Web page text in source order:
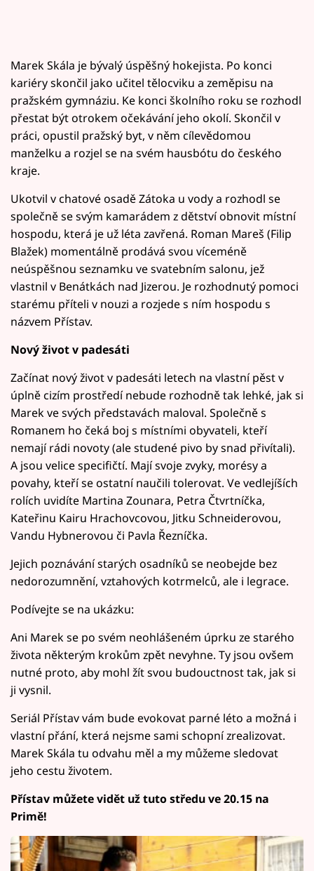
Marek Skála je bývalý úspěšný hokejista. Po konci
kariéry skončil jako učitel tělocviku a zeměpisu na
pražském gymnáziu. Ke konci školního roku se rozhodl
přestat být otrokem očekávání jeho okolí. Skončil v
práci, opustil pražský byt, v něm cílevědomou
manželku a rozjel se na svém hausbótu do českého
kraje.
Ukotvil v chatové osadě Zátoka u vody a rozhodl se
společně se svým kamarádem z dětství obnovit místní
hospodu, která je už léta zavřená. Roman Mareš (Filip
Blažek) momentálně prodává svou víceméně
neúspěšnou seznamku ve svatebním salonu, jež
vlastnil v Benátkách nad Jizerou. Je rozhodnutý pomoci
starému příteli v nouzi a rozjede s ním hospodu s
názvem Přístav.
Nový život v padesáti
Začínat nový život v padesáti letech na vlastní pěst v
úplně cizím prostředí nebude rozhodně tak lehké, jak si
Marek ve svých představách maloval. Společně s
Romanem ho čeká boj s místními obyvateli, kteří
nemají rádi novoty (ale studené pivo by snad přivítali).
A jsou velice specifičtí. Mají svoje zvyky, morésy a
povahy, kteří se ostatní naučili tolerovat. Ve vedlejíších
rolích uvidíte Martina Zounara, Petra Čtvrtníčka,
Kateřinu Kairu Hrachovcovou, Jitku Schneiderovou,
Vandu Hybnerovou či Pavla Řezníčka.
Jejich poznávání starých osadníků se neobejde bez
nedorozumnění, vztahových kotrmelců, ale i legrace.
Podívejte se na ukázku:
Ani Marek se po svém neohlášeném úprku ze starého
života některým krokům zpět nevyhne. Ty jsou ovšem
nutné proto, aby mohl žít svou budouctnost tak, jak si
ji vysnil.
Seriál Přístav vám bude evokovat parné léto a možná i
vlastní přání, která nejsme sami schopní zrealizovat.
Marek Skála tu odvahu měl a my můžeme sledovat
jeho cestu životem.
Přístav můžete vidět už tuto středu ve 20.15 na
Primě!